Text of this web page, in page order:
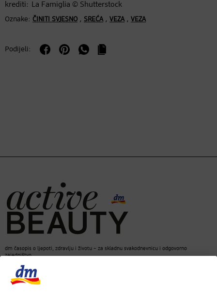
krediti: La Famiglia © Shutterstock
Oznake: ČINITI SVJESNO , SREĆA, VEZA, VEZA
Podijeli:
dm časopis o ljepoti, zdravlju i životu – za skladnu svakodnevnicu i odgovorno
zajedništvo.